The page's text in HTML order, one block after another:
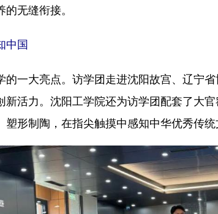
无缝衔接。
中国
一大亮点。访学团走进沈阳故宫、辽宁省
新活力。沈阳工学院还为访学团配套了大
形制陶，在指尖触摸中感知中华优秀传统